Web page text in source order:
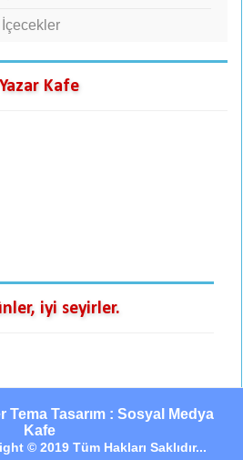
İçecekler
Yazar Kafe
iyi seyirler.
Tasarım : Sosyal Medya
Kafe
© 2019 Tüm Hakları Saklıdır...